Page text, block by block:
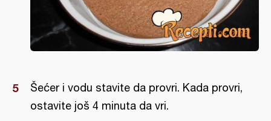
Šećer i vodu stavite da provri. Kada provri,
ostavite još 4 minuta da vri.